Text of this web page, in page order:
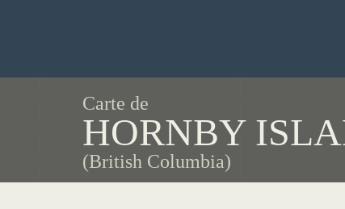
Carte de
HORNBY
(British Columbia)